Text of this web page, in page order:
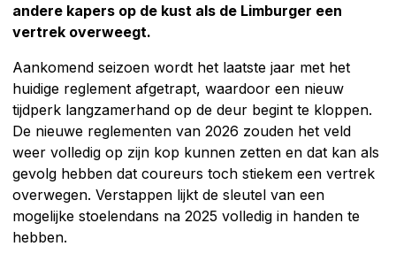
andere kapers op de kust als de Limburger een
vertrek overweegt.
Aankomend seizoen wordt het laatste jaar met het
huidige reglement afgetrapt, waardoor een nieuw
tijdperk langzamerhand op de deur begint te kloppen.
De nieuwe reglementen van 2026 zouden het veld
weer volledig op zijn kop kunnen zetten en dat kan als
gevolg hebben dat coureurs toch stiekem een vertrek
overwegen. Verstappen lijkt de sleutel van een
mogelijke stoelendans na 2025 volledig in handen te
hebben.